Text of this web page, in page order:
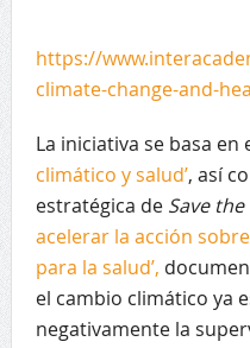
https://
climate-change-and-
La iniciativa se basa en
climático y salud’, así
estratégica de Save
acelerar la acción
para la salud’,
el cambio climático ya
negativamente la